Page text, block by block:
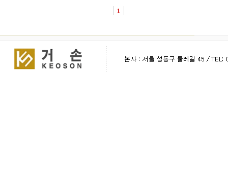
1